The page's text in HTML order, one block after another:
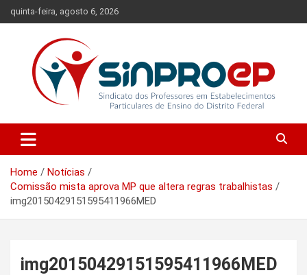
to
quinta-feira, agosto 6, 2026
Sinproep-DF
Ensino do Distrito Federal
Home
Notícias
Comissão mista aprova MP que altera regras trabalhistas
img20150429151595411966MED
img20150429151595411966MED